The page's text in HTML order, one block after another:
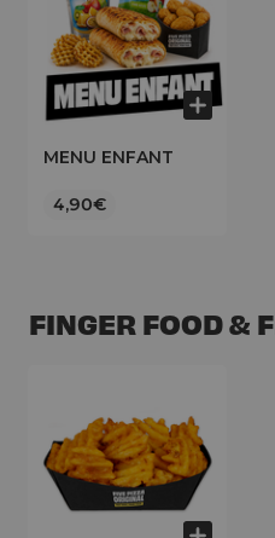
MENU ENFANT
4,90€
FINGER FOOD &